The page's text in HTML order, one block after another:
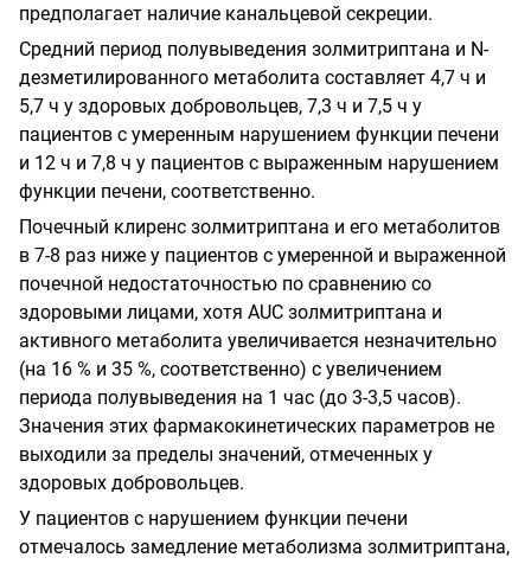
предполагает наличие канальцевой секреции.
Средний период полувыведения золмитриптана и N-
дезметилированного метаболита составляет 4,7 ч и
5,7 ч у здоровых добровольцев, 7,3 ч и 7,5 ч у
пациентов с умеренным нарушением функции печени
и 12 ч и 7,8 ч у пациентов с выраженным нарушением
функции печени, соответственно.
Почечный клиренс золмитриптана и его метаболитов
в 7-8 раз ниже у пациентов с умеренной и выраженной
почечной недостаточностью по сравнению со
здоровыми лицами, хотя AUC золмитриптана и
активного метаболита увеличивается незначительно
(на 16 % и 35 %, соответственно) с увеличением
периода полувыведения на 1 час (до 3-3,5 часов).
Значения этих фармакокинетических параметров не
выходили за пределы значений, отмеченных у
здоровых добровольцев.
У пациентов с нарушением функции печени
отмечалось замедление метаболизма золмитриптана,